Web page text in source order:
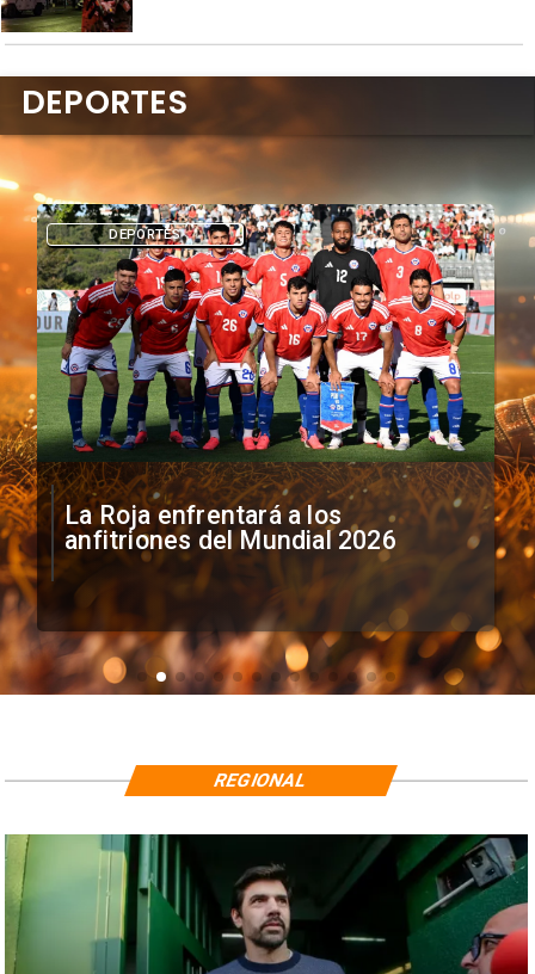
La Roja enfrentará a los
anfitriones del Mundial 2026
DEPORTES
DEPORTES
REGIONAL